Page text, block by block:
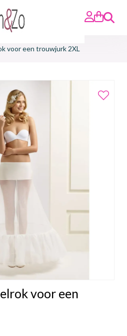
Zoeken
voor een trouwjurk 2XL
voor een